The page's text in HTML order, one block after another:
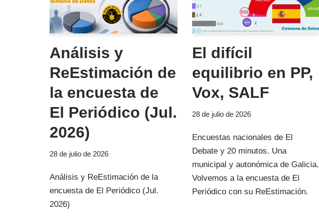
Análisis y
ReEstimación de
la encuesta de
El Periódico (Jul.
2026)
28 de julio de 2026
Análisis y ReEstimación de la
encuesta de El Periódico (Jul.
2026)
El difícil
equilibrio en PP,
Vox, SALF
28 de julio de 2026
Encuestas nacionales de El
Debate y 20 minutos. Una
municipal y autonómica de Galicia.
Volvemos a la encuesta de El
Periódico con su ReEstimación.